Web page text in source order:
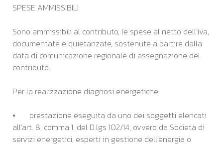
SPESE AMMISSIBILI
Sono ammissibili al contributo, le spese al netto dell’iva,
documentate e quietanzate, sostenute a partire dalla
data di comunicazione regionale di assegnazione del
contributo.
Per la realizzazione diagnosi energetiche:
• prestazione eseguita da uno dei soggetti elencati
all’art. 8, comma 1, del D.lgs 102/14, ovvero da Società di
servizi energetici, esperti in gestione dell’energia o